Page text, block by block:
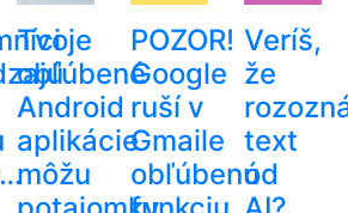
Tvoje
obľúbené
Android
aplikácie
môžu
POZOR!
Google
ruší v
Gmaile
obľúbenú
Veríš,
že
text
od